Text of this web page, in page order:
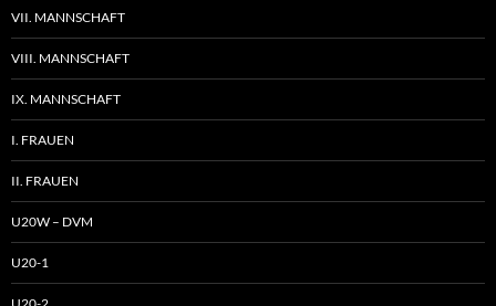
VII. MANNSCHAFT
VIII. MANNSCHAFT
IX. MANNSCHAFT
I. FRAUEN
II. FRAUEN
U20W – DVM
U20-1